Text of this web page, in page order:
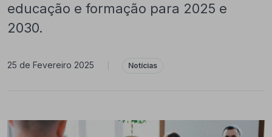
educação e formação para 2025 e
2030.
25 de Fevereiro 2025 Notícias